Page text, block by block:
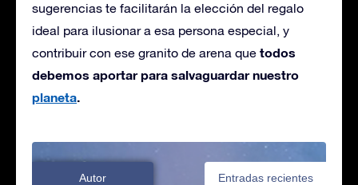
sugerencias te facilitarán la elección del regalo
ideal para ilusionar a esa persona especial, y
contribuir con ese granito de arena que todos
debemos aportar para salvaguardar nuestro
planeta.
Autor Entradas recientes